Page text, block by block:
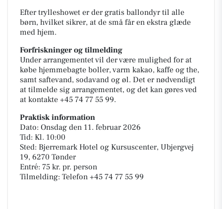
Efter trylleshowet er der gratis ballondyr til alle
børn, hvilket sikrer, at de små får en ekstra glæde
med hjem.
Forfriskninger og tilmelding
Under arrangementet vil der være mulighed for at
købe hjemmebagte boller, varm kakao, kaffe og the,
samt saftevand, sodavand og øl. Det er nødvendigt
at tilmelde sig arrangementet, og det kan gøres ved
at kontakte +45 74 77 55 99.
Praktisk information
Dato: Onsdag den 11. februar 2026
Tid: Kl. 10:00
Sted: Bjerremark Hotel og Kursuscenter, Ubjergvej
19, 6270 Tønder
Entré: 75 kr. pr. person
Tilmelding: Telefon +45 74 77 55 99